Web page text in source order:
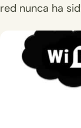
red nunca ha